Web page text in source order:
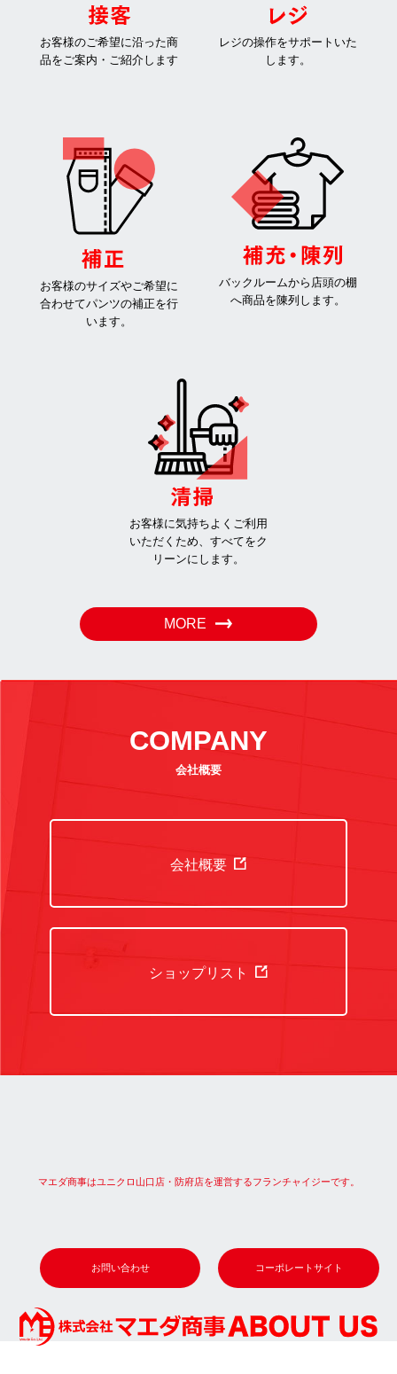
お客様のご希望に沿った商
品をご案内・ご紹介します
レジの操作をサポートいた
します。
お客様のサイズやご希望に
合わせてパンツの補正を行
います。
バックルームから店頭の棚
へ商品を陳列します。
お客様に気持ちよくご利用
いただくため、すべてをク
リーンにします。
MORE
COMPANY
会社概要
会社概要
ショップリスト
マエダ商事はユニクロ山口店・防府店を運営するフランチャイジーです。
お問い合わせ コーポレートサイト